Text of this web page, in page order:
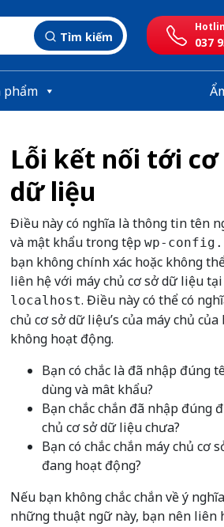
Tìm kiếm 037
phẩm
Lỗi kết nối tới cơ
dữ liệu
Điều này có nghĩa là thông tin tên
và mật khẩu trong tệpwp-
bạn không chính xác hoặc không
liên hệ với máy chủ cơ sở dữ liệu tại
localhost. Điều này có thể có
chủ cơ sở dữ liệu’s của máy chủ của
không hoạt động.
Bạn có chắc là đã nhập đúng
dùng và mât khẩu?
Bạn chắc chắn đã nhập đúng
chủ cơ sở dữ liệu chưa?
Bạn có chắc chắn máy chủ cơ
đang hoạt động?
Nếu bạn không chắc chắn về ý
những thuật ngữ này, bạn nên liên